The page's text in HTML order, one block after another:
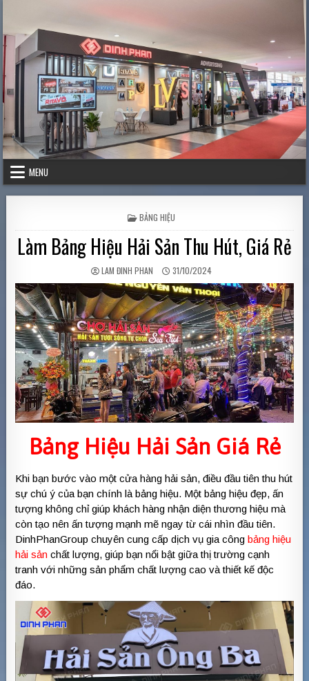
MENU
POSTED IN
BẢNG HIỆU
Làm Bảng Hiệu Hải Sản Thu Hút, Giá Rẻ
AUTHOR:
LAM ĐINH PHAN PUBLISHED DATE:
31/10/2024
Bảng Hiệu Hải SảnGiá Rẻ
Khi bạn bước vào một cửa hàng hải sản, điều đầu tiên thu hút
sự chú ý của bạn chính là bảng hiệu. Một bảng hiệu đẹp, ấn
tượng không chỉ giúp khách hàng nhận diện thương hiệu mà
còn tạo nên ấn tượng mạnh mẽ ngay từ cái nhìn đầu tiên.
DinhPhanGroup chuyên cung cấp dịch vụ gia côngbảng hiệu
hải sản chất lượng, giúp bạn nổi bật giữa thị trường cạnh
tranh với những sản phẩm chất lượng cao và thiết kế độc
đáo.